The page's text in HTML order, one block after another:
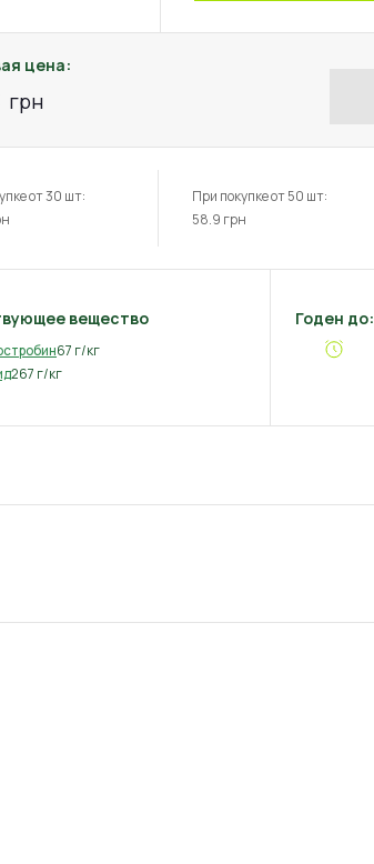
цена:
грн
от 30 шт:
При покупке от 50 шт:
58.9 грн
вещество
67 г/кг
267 г/кг
Годен до: